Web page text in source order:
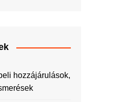
hozzájárulások,